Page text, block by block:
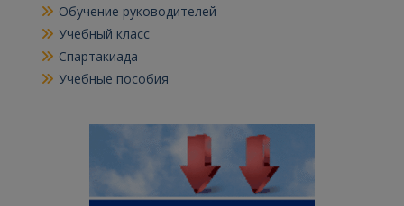
Обучение руководителей
Учебный класс
Спартакиада
Учебные пособия